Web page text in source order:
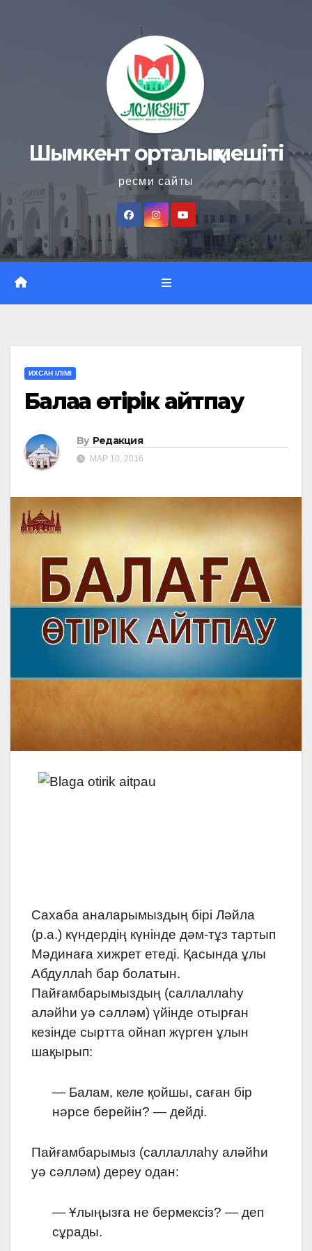
Шымкент орталық мешіті
ресми сайты
ИХСАН ІЛІМІ
Балаға өтірік айтпау
By Редакция
МАР 10, 2016
Сахаба аналарымыздың бірі Ләйла
(р.а.) күндердің күнінде дәм-тұз тартып
Мәдинаға хижрет етеді. Қасында ұлы
Абдуллаһ бар болатын.
Пайғамбарымыздың (саллаллаһу
аләйһи уә сәлләм) үйінде отырған
кезінде сыртта ойнап жүрген ұлын
шақырып:
— Балам, келе қойшы, саған бір
нәрсе берейін? — дейді.
Пайғамбарымыз (саллаллаһу аләйһи
уә сәлләм) дереу одан:
— Ұлыңызға не бермексіз? — деп
сұрады.